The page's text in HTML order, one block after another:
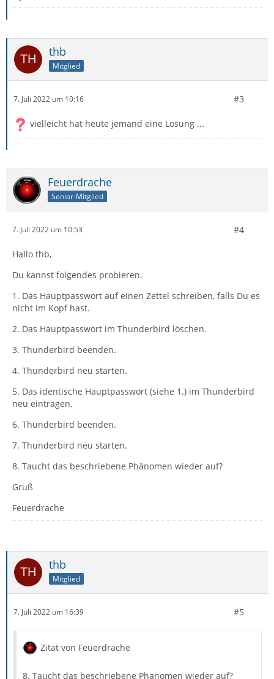
thb
Mitglied
7. Juli 2022 um 10:16 #3
vielleicht hat heute jemand eine Lösung ...
Feuerdrache
Senior-Mitglied
7. Juli 2022 um 10:53 #4
Hallo thb,
Du kannst folgendes probieren.
1. Das Hauptpasswort auf einen Zettel schreiben, falls Du es
nicht im Kopf hast.
2. Das Hauptpasswort im Thunderbird löschen.
3. Thunderbird beenden.
4. Thunderbird neu starten.
5. Das identische Hauptpasswort (siehe 1.) im Thunderbird
neu eintragen.
6. Thunderbird beenden.
7. Thunderbird neu starten.
8. Taucht das beschriebene Phänomen wieder auf?
Gruß
Feuerdrache
thb
Mitglied
7. Juli 2022 um 16:39 #5
Zitat von Feuerdrache
8. Taucht das beschriebene Phänomen wieder auf?